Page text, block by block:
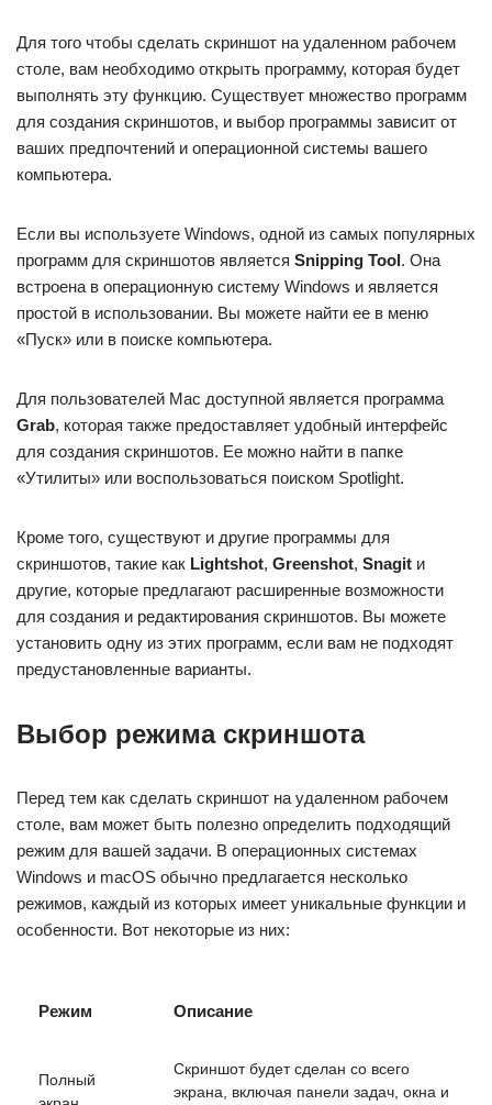
Для того чтобы сделать скриншот на удаленном рабочем
столе, вам необходимо открыть программу, которая будет
выполнять эту функцию. Существует множество программ
для создания скриншотов, и выбор программы зависит от
ваших предпочтений и операционной системы вашего
компьютера.
Если вы используете Windows, одной из самых популярных
программ для скриншотов является Snipping Tool. Она
встроена в операционную систему Windows и является
простой в использовании. Вы можете найти ее в меню
«Пуск» или в поиске компьютера.
Для пользователей Mac доступной является программа
Grab, которая также предоставляет удобный интерфейс
для создания скриншотов. Ее можно найти в папке
«Утилиты» или воспользоваться поиском Spotlight.
Кроме того, существуют и другие программы для
скриншотов, такие как Lightshot, Greenshot, Snagit и
другие, которые предлагают расширенные возможности
для создания и редактирования скриншотов. Вы можете
установить одну из этих программ, если вам не подходят
предустановленные варианты.
Выбор режима скриншота
Перед тем как сделать скриншот на удаленном рабочем
столе, вам может быть полезно определить подходящий
режим для вашей задачи. В операционных системах
Windows и macOS обычно предлагается несколько
режимов, каждый из которых имеет уникальные функции и
особенности. Вот некоторые из них:
Режим Описание
Полный
Скриншот будет сделан со всего
экрана, включая панели задач, окна и